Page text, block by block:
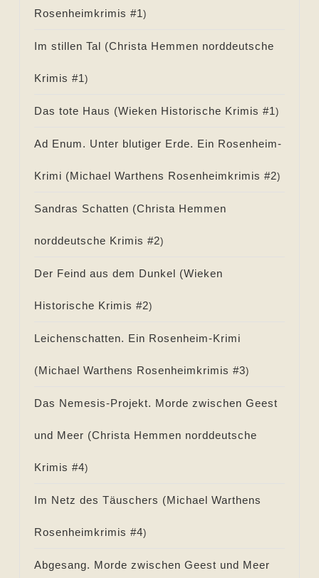
Rosenheimkrimis #1)
Im stillen Tal (Christa Hemmen norddeutsche
Krimis #1)
Das tote Haus (Wieken Historische Krimis #1)
Ad Enum. Unter blutiger Erde. Ein Rosenheim-
Krimi (Michael Warthens Rosenheimkrimis #2)
Sandras Schatten (Christa Hemmen
norddeutsche Krimis #2)
Der Feind aus dem Dunkel (Wieken
Historische Krimis #2)
Leichenschatten. Ein Rosenheim-Krimi
(Michael Warthens Rosenheimkrimis #3)
Das Nemesis-Projekt. Morde zwischen Geest
und Meer (Christa Hemmen norddeutsche
Krimis #4)
Im Netz des Täuschers (Michael Warthens
Rosenheimkrimis #4)
Abgesang. Morde zwischen Geest und Meer